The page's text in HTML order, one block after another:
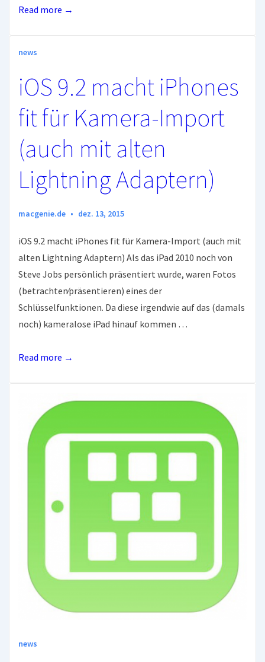
AirPlay
(Audio+Video)
für’s
Auto
Read more →
news
iOS 9.2 macht iPhones
fit für Kamera-Import
(auch mit alten
Lightning Adaptern)
macgenie.de dez. 13, 2015
iOS 9.2 macht iPhones fit für Kamera-Import (auch mit
alten Lightning Adaptern) Als das iPad 2010 noch von
Steve Jobs persönlich präsentiert wurde, waren Fotos
(betrachten⁄präsentieren) eines der
Schlüsselfunktionen. Da diese irgendwie auf das (damals
noch) kameralose iPad hinauf kommen …
iOS
iPhones
für
Read more →
news